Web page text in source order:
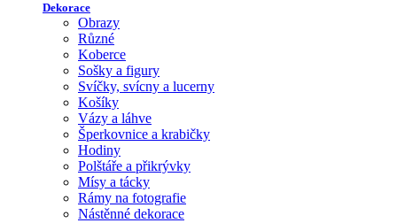
Dekorace
Obrazy
Různé
Koberce
Sošky a figury
Svíčky, svícny a lucerny
Košíky
Vázy a láhve
Šperkovnice a krabičky
Hodiny
Polštáře a přikrývky
Mísy a tácky
Rámy na fotografie
Nástěnné dekorace